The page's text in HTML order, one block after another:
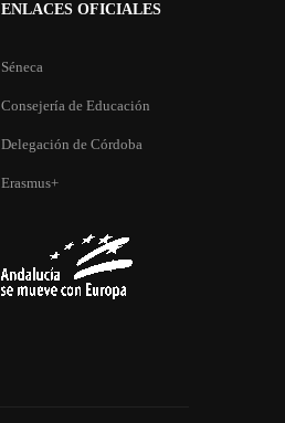
ENLACES OFICIALES
Séneca
Consejería de Educación
Delegación de Córdoba
Erasmus+